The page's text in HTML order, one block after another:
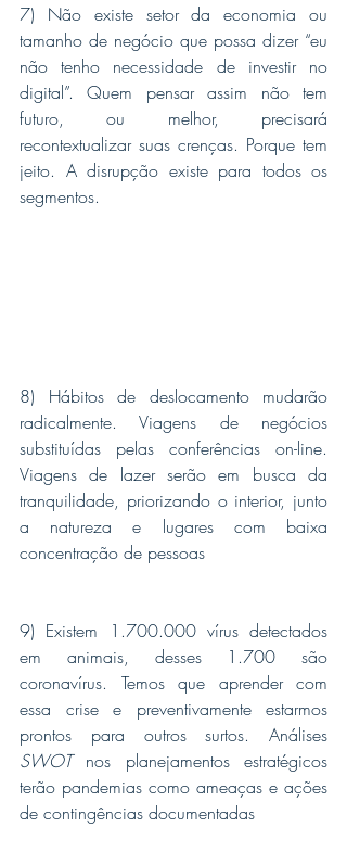
7) Não existe setor da economia ou
tamanho de negócio que possa dizer “eu
não tenho necessidade de investir no
digital”. Quem pensar assim não tem
futuro, ou melhor, precisará
recontextualizar suas crenças. Porque tem
jeito. A disrupção existe para todos os
segmentos.
8) Hábitos de deslocamento mudarão
radicalmente. Viagens de negócios
substituídas pelas conferências on-line.
Viagens de lazer serão em busca da
tranquilidade, priorizando o interior, junto
a natureza e lugares com baixa
concentração de pessoas
9) Existem 1.700.000 vírus detectados
em animais, desses 1.700 são
coronavírus. Temos que aprender com
essa crise e preventivamente estarmos
SWOT nos planejamentos estratégicos
terão pandemias como ameaças e ações
de contingências documentadas